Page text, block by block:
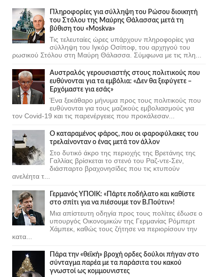
Πληροφορίες για σύλληψη του Ρώσου διοικητή
του Στόλου της Mαύρης Θάλασσας μετά τη
βύθιση του «Moskva»
Τις τελευταίες ώρες υπάρχουν πληροφορίες για
σύλληψη του Ιγκόρ Οσίποφ, του αρχηγού του
ρωσικού Στόλου στη Μαύρη Θάλασσα. Σύμφωνα με τις πλη...
Αυστραλός γερουσιαστής στους πολιτικούς που
ευθύνονται για τα εμβόλια: «Δεν θα ξεφύγετε –
Ερχόμαστε για εσάς»
Ένα ξεκάθαρο μήνυμα προς τους πολιτικούς που
ευθύνονται για τους μαζικούς εμβολιασμούς για
τον Covid-19 και τις παρενέργειες που προκάλεσαν...
Ο καταραμένος φάρος, που οι φαροφύλακες του
τρελαίνονταν ο ένας μετά τον άλλον
Στο δυτικό άκρο της περιοχής της Βρετάνης της
Γαλλίας βρίσκεται το στενό του Ραζ-ντε-Σεν,
διάσπαρτο βραχονησίδες που τις κτυπούν
ανελέητα τ...
Γερμανός ΥΠΟΙΚ: «Πάρτε ποδήλατο και καθίστε
στο σπίτι για να πιέσουμε τον Β.Πούτιν»!
Μια απίστευτη οδηγία προς τους πολίτες έδωσε ο
υπουργός Οικονομικών της Γερμανίας Ρόμπερτ
Χάμπεκ, καθώς τους ζήτησε να περιορίσουν την
κατα...
Πάρα την «θεϊκή» βροχή ορδες δούλοι πήγαν στο
σύνταγμα παρέα με τα παράσιτα του κακού
γνωστοί ως κομμουνιστες